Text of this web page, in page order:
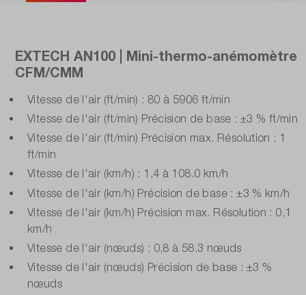
EXTECH AN100 | Mini-thermo-anémomètre
CFM/CMM
Vitesse de l'air (ft/min) : 80 à 5906 ft/min
Vitesse de l'air (ft/min) Précision de base : ±3 % ft/min
Vitesse de l'air (ft/min) Précision max. Résolution : 1
ft/min
Vitesse de l'air (km/h) : 1,4 à 108.0 km/h
Vitesse de l'air (km/h) Précision de base : ±3 % km/h
Vitesse de l'air (km/h) Précision max. Résolution : 0,1
km/h
Vitesse de l'air (nœuds) : 0,8 à 58,3 nœuds
Vitesse de l'air (nœuds) Précision de base : ±3 %
nœuds